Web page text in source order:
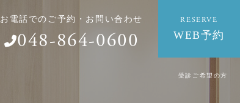
お電話でのご予約・お問い合わせ
048-864-0600
RESERVE
WEB予約
受診ご希望の方